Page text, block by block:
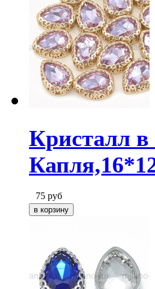
Кристалл в
75 руб